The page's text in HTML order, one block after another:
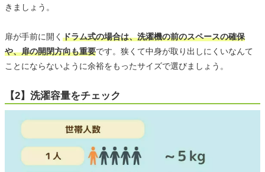
きましょう。
扉が手前に開く ドラム式の場合は、洗濯機の前のスペースの確保
や、扉の開閉方向も重要です。狭くて中身が取り出しにくいなんて
ことにならないように余裕をもったサイズで選びましょう。
【2】洗濯容量をチェック